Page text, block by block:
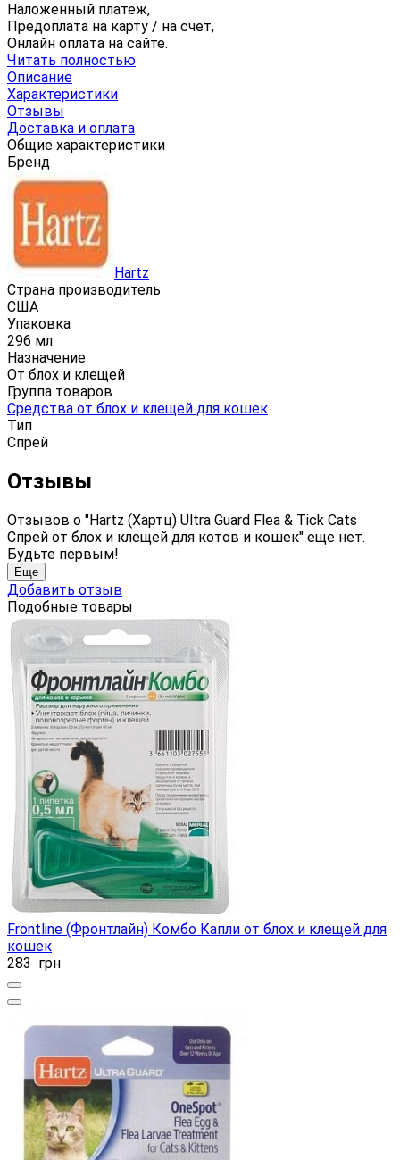
Наложенный платеж,
Предоплата на карту / на счет,
Онлайн оплата на сайте.
Читать полностью
Описание
Характеристики
Отзывы
Доставка и оплата
Общие характеристики
Бренд
Hartz
Страна производитель
CША
Упаковка
296 мл
Назначение
От блох и клещей
Группа товаров
Средства от блох и клещей для кошек
Тип
Спрей
Отзывы
Отзывов о "Hartz (Хартц) Ultra Guard Flea & Tick Cats
Спрей от блох и клещей для котов и кошек" еще нет.
Будьте первым!
Еще
Добавить отзыв
Подобные товары
Frontline (Фронтлайн) Комбо Капли от блох и клещей для
кошек
283 грн